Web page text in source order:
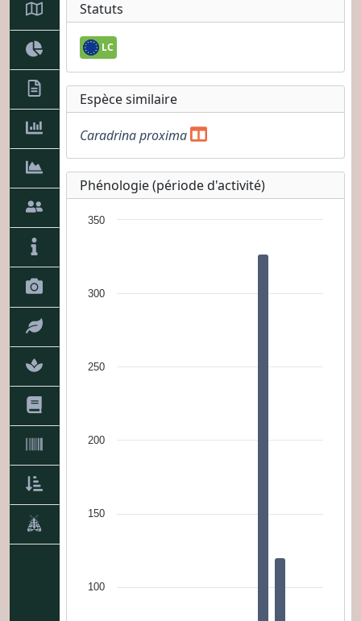
Statuts
LC
Espèce similaire
Caradrina proxima
Phénologie (période d'activité)
200
100
150
250
300
350